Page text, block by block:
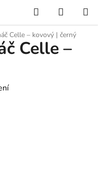
Hledat
KOŠÍK
Celle – kovový | černý
Celle –